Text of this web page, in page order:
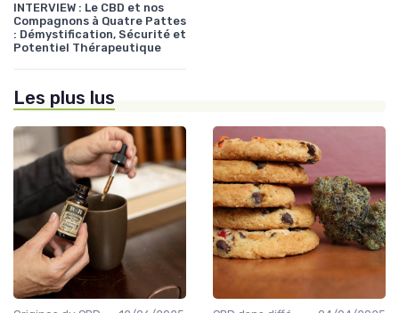
INTERVIEW : Le CBD et nos
Compagnons à Quatre Pattes
: Démystification, Sécurité et
Potentiel Thérapeutique
Les plus lus